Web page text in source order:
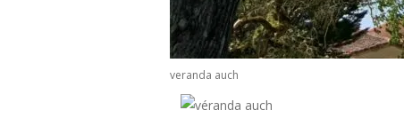
veranda auch